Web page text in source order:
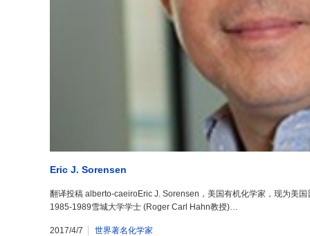
Eric J. Sorensen
翻译投稿 alberto-caeiroEric J. Sorensen，美国有机化学家，现为美
1985-1989雪城大学学士 (Roger Carl Hahn教授)…
2017/4/7 世界著名化学家